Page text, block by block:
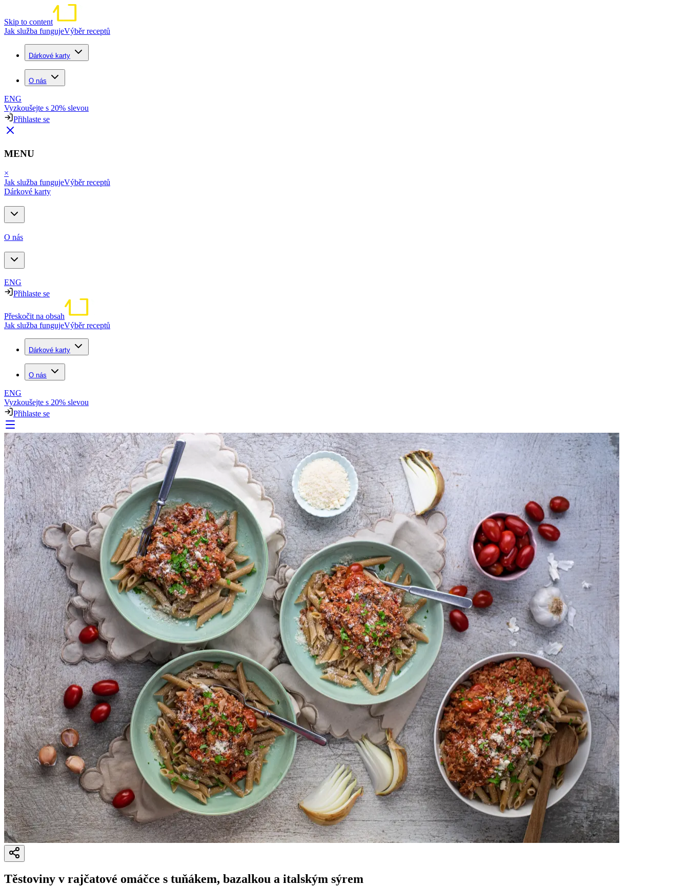
Skip to content
Jak služba fungujeVýběr receptů
Dárkové karty
O nás
ENG
Vyzkoušejte s 20% slevou
Přihlaste se
MENU
×
Jak služba fungujeVýběr receptů
Dárkové karty
O nás
ENG
Přihlaste se
Přeskočit na obsah
Jak služba fungujeVýběr receptů
Dárkové karty
O nás
ENG
Vyzkoušejte s 20% slevou
Přihlaste se
Těstoviny v rajčatové omáčce s tuňákem, bazalkou a italským sýrem